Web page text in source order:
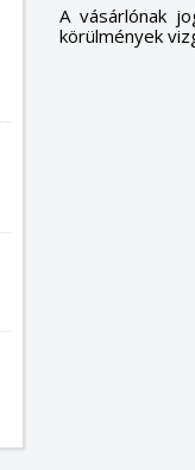
A vásárlónak
körülmények